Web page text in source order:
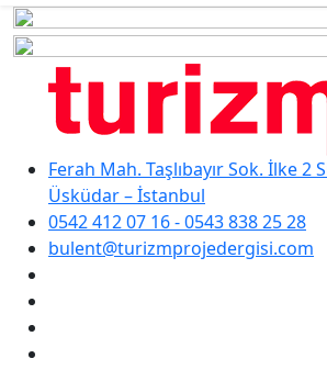
Ferah Mah. Taşlıbayır Sok. İlke 2
Üsküdar – İstanbul
0542 412 07 16 - 0543 838 25 28
bulent@turizmprojedergisi.com